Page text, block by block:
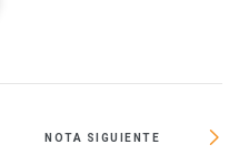
NOTA SIGUIENTE